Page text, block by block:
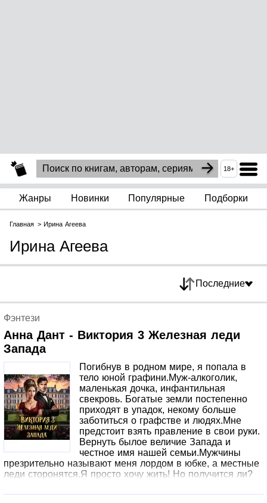
18+
Жанры Новинки Популярные Подборки
Главная Ирина Агеева
Ирина Агеева
Последние
Фэнтези
Анна Дант - Виктория 3 Железная леди
Запада
Погибнув в родном мире, я попала в
тело юной графини.Муж-алкоголик,
маленькая дочка, инфантильная
свекровь. Богатые земли постепенно
приходят в упадок, некому больше
заботиться о графстве и людях.Мне
предстоит взять правление в свои руки.
Вернуть былое величие Запада и
честное имя нашей семьи.Мужчины
презрительно называют меня лордом в юбке, а местные
леди сторонятся.Я просто хочу жить! Но получится ли?